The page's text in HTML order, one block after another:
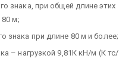
знака, при общей длине этих
80 м;
знака при длине 80 м и более;
– нагрузкой 9,81К кН/м (К тс/